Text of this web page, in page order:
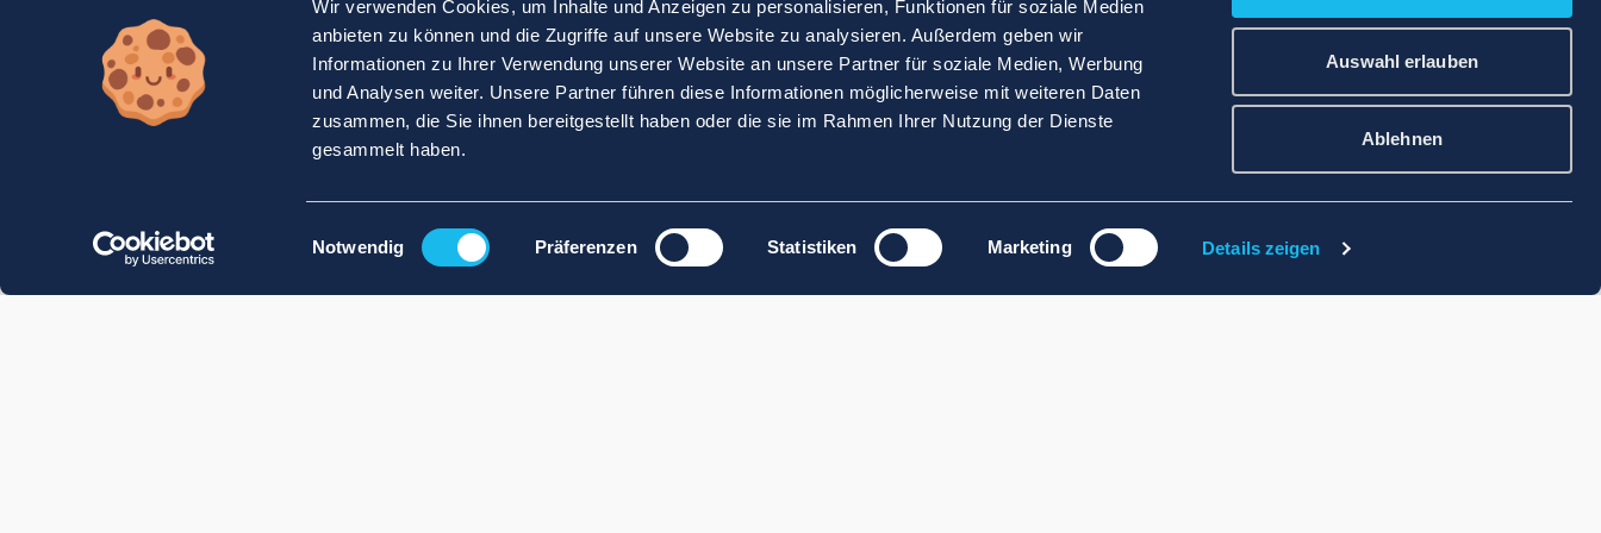
Wir verwenden Cookies, um Inhalte und Anzeigen zu personalisieren, Funktionen für soziale Medien
anbieten zu können und die Zugriffe auf unsere Website zu analysieren. Außerdem geben wir
Informationen zu Ihrer Verwendung unserer Website an unsere Partner für soziale Medien, Werbung
und Analysen weiter. Unsere Partner führen diese Informationen möglicherweise mit weiteren Daten
zusammen, die Sie ihnen bereitgestellt haben oder die sie im Rahmen Ihrer Nutzung der Dienste
gesammelt haben.
Einwilligungsauswahl
Notwendig Präferenzen Statistiken Marketing Details zeigen
Auswahl erlauben
Ablehnen